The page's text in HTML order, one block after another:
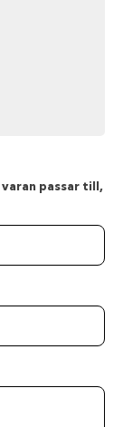
passar till,